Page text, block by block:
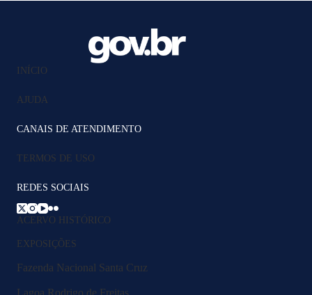
INÍCIO
AJUDA
CANAIS DE ATENDIMENTO
TERMOS DE USO
REDES SOCIAIS
ACERVO HISTÓRICO
EXPOSIÇÕES
Fazenda Nacional Santa Cruz
Lagoa Rodrigo de Freitas